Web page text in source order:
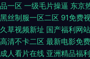
品一区 一级毛片操逼 东京
黑丝制服一区二区 91免费
久草视频新址 国产福利网站
高清不卡二区 最新电影免
成人看片在线 亚洲精品福